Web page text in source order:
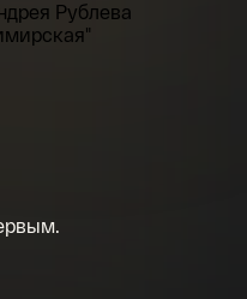
старец Зосимовой
Алексий вынул